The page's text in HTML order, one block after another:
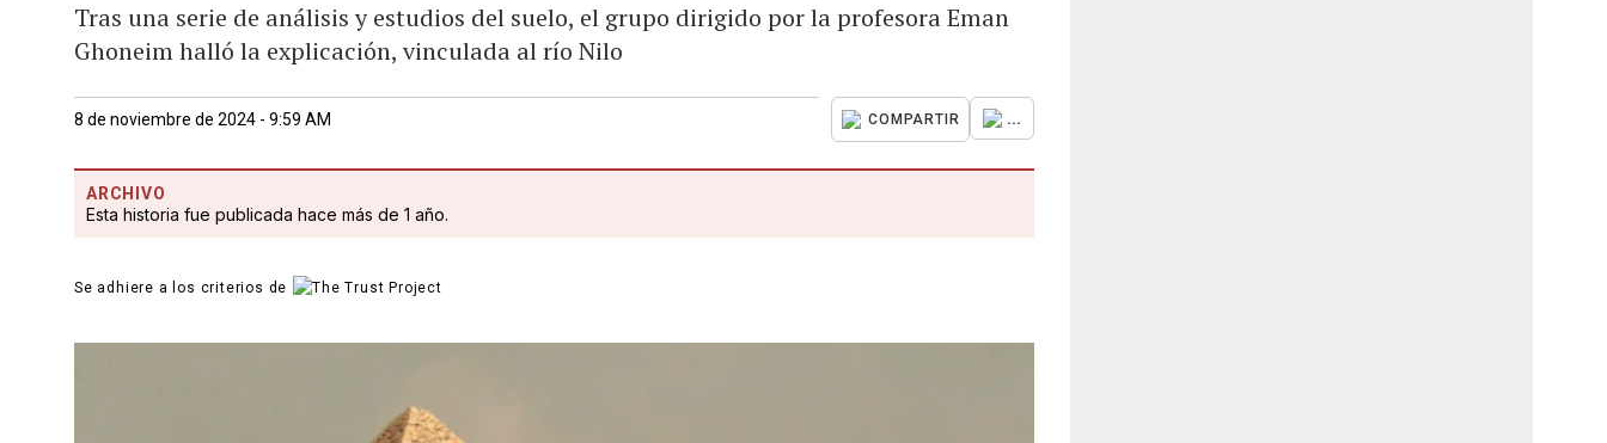
Tras una serie de análisis y estudios del suelo, el grupo dirigido por la profesora Eman
Ghoneim halló la explicación, vinculada al río Nilo
8 de noviembre de 2024 - 9:59 AM COMPARTIR ...
ARCHIVO
Esta historia fue publicada hace más de 1 año.
Se adhiere a los criterios de